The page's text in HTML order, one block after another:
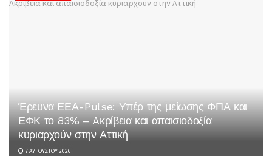
Έρευνα ΕΕΑ-Pulse: Υπέρ της μείωσης ΦΠΑ και
ΕΦΚ το 83% – Aκρίβεια και απαισιοδοξία
κυριαρχούν στην Αττική
7 ΑΥΓΟΎΣΤΟΥ 2026